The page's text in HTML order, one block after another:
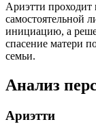
Ариэтти проходит
самостоятельной
инициацию, а
спасение матери
семьи.
Анализ
Ариэтти